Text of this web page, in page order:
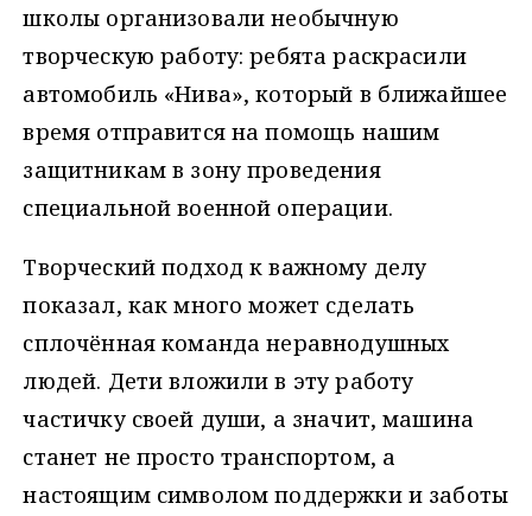
школы организовали необычную
творческую работу: ребята раскрасили
автомобиль «Нива», который в ближайшее
время отправится на помощь нашим
защитникам в зону проведения
специальной военной операции.
Творческий подход к важному делу
показал, как много может сделать
сплочённая команда неравнодушных
людей. Дети вложили в эту работу
частичку своей души, а значит, машина
станет не просто транспортом, а
настоящим символом поддержки и заботы